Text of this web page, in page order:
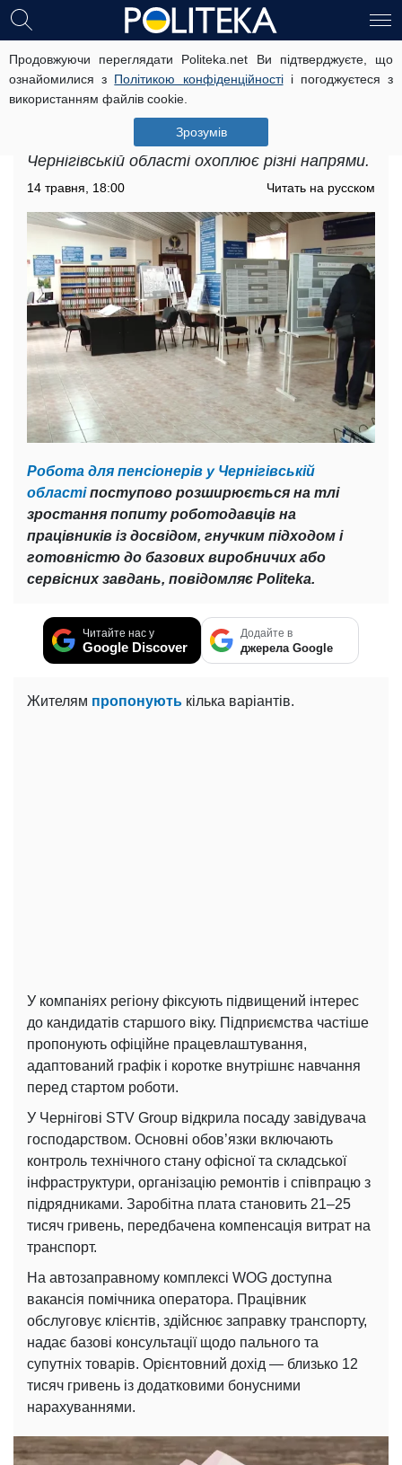
Продовжуючи переглядати Politeka.net Ви підтверджуєте, що
ознайомилися з Політикою конфіденційностіі погоджуєтеся з
використанням файлів cookie.
Зрозумів
Робота для пенсіонерів у
Чернігівській області: де щомісячно
можна мати від 21 тисячі гривень
Загалом робота для пенсіонерів у
Чернігівській області охоплює різні напрями.
14 травня, 18:00 Читать на русском
Робота для пенсіонерів у Чернігівській
областіпоступово розширюється на тлі
зростання попиту роботодавців на
працівників із досвідом, гнучким підходом і
готовністю до базових виробничих або
сервісних завдань, повідомляє Politeka.
Читайте нас у
Google Discover
Додайте в
джерела Google
Жителям пропонують кілька варіантів.
У компаніях регіону фіксують підвищений інтерес
до кандидатів старшого віку. Підприємства частіше
пропонують офіційне працевлаштування,
адаптований графік і коротке внутрішнє навчання
перед стартом роботи.
У Чернігові STV Group відкрила посаду завідувача
господарством. Основні обов’язки включають
контроль технічного стану офісної та складської
інфраструктури, організацію ремонтів і співпрацю з
підрядниками. Заробітна плата становить 21–25
тисяч гривень, передбачена компенсація витрат на
транспорт.
На автозаправному комплексі WOG доступна
вакансія помічника оператора. Працівник
обслуговує клієнтів, здійснює заправку транспорту,
надає базові консультації щодо пального та
супутніх товарів. Орієнтовний дохід — близько 12
тисяч гривень із додатковими бонусними
нарахуваннями.